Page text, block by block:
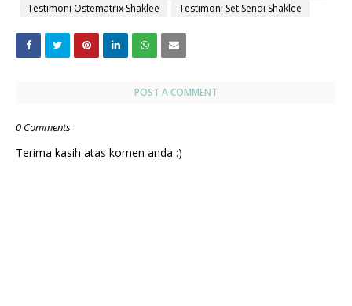
Testimoni Ostematrix Shaklee
Testimoni Set Sendi Shaklee
POST A COMMENT
0 Comments
Terima kasih atas komen anda :)